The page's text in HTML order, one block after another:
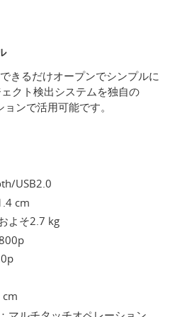
きるだけオープンでシンプルに
クト検出システムを独自の
ンで活用可能です。
USB2.0
cm
よそ2.7 kg
cm